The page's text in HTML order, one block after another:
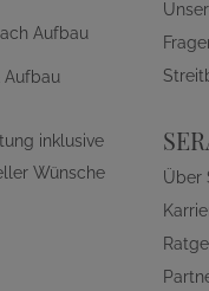
Aufbau
Aufbau
inklusive
Wünsche
Über